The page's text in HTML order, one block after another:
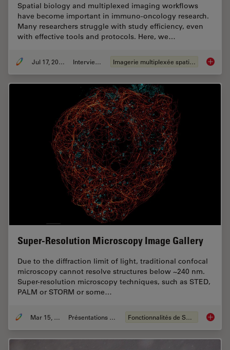
Spatial biology and multiplexed imaging workflows
have become important in immuno-oncology research.
Many researchers struggle with study efficiency, even
with effective tools and protocols. Here, we…
Jul 17, 2024 Interviews Imagerie multiplexée spatiale
Super-Resolution Microscopy Image Gallery
Due to the diffraction limit of light, traditional confocal
microscopy cannot resolve structures below ~240 nm.
Super-resolution microscopy techniques, such as STED,
PALM or STORM or some…
Mar 15, 2024 Présentations du CSF Fonctionnalités de STELLARIS Super-